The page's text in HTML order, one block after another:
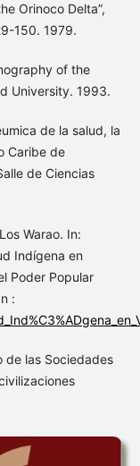
Orinoco Delta”,
150. 1979.
of the
University. 1993.
de la salud, la
Caribe de
de Ciencias
Warao. In:
Indígena en
Poder Popular
:
de las Sociedades